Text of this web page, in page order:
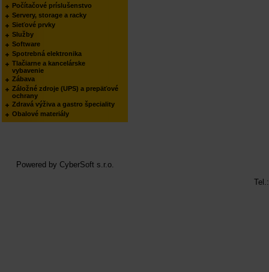
Počítačové príslušenstvo
Servery, storage a racky
Sieťové prvky
Služby
Software
Spotrebná elektronika
Tlačiarne a kancelárske
vybavenie
Zábava
Záložné zdroje (UPS) a prepäťové
ochrany
Zdravá výživa a gastro špeciality
Obalové materiály
Powered by CyberSoft s.r.o.